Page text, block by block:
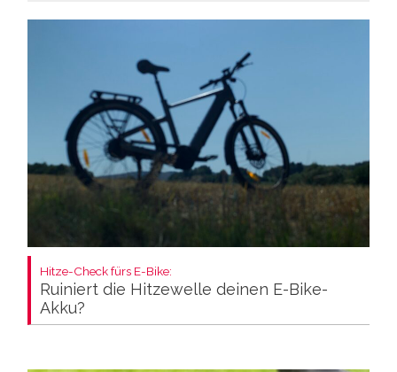
Hitze-Check fürs E-Bike:
Ruiniert die Hitzewelle deinen E-Bike-
Akku?